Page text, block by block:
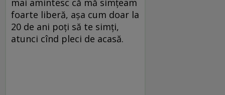
mai amintesc că mă simțeam
foarte liberă, așa cum doar la
20 de ani poți să te simți,
atunci cînd pleci de acasă.